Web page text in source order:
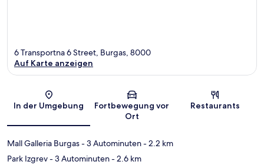
Karte
6 Transportna 6 Street, Burgas, 8000
Auf Karte anzeigen
In der Umgebung
Fortbewegung vor
Ort
Restaurants
Mall Galleria Burgas- 3 Autominuten- 2.2 km
Park Izgrev- 3 Autominuten- 2.6 km